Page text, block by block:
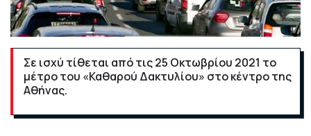
Σε ισχύ τίθεται από τις 25 Οκτωβρίου 2021 το
μέτρο του «Καθαρού Δακτυλίου» στο κέντρο της
Αθήνας.